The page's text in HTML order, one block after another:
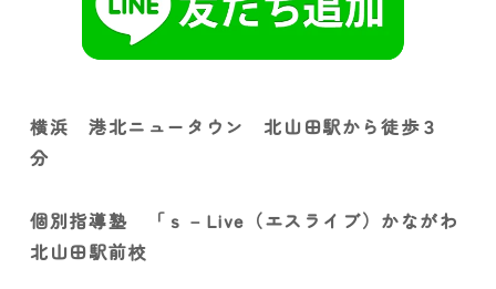
横浜 港北ニュータウン 北山田駅から徒歩３
分
個別指導塾 「ｓ－Live（エスライブ）かながわ
北山田駅前校